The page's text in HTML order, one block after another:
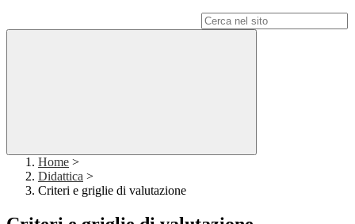
Home >
Didattica >
Criteri e griglie di valutazione